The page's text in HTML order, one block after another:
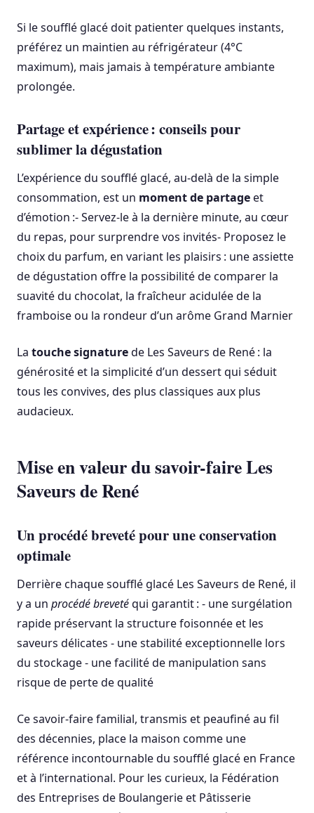
Si le soufflé glacé doit patienter quelques instants,
préférez un maintien au réfrigérateur (4°C
maximum), mais jamais à température ambiante
prolongée.
Partage et expérience : conseils pour
sublimer la dégustation
L’expérience du soufflé glacé, au-delà de la simple
consommation, est un moment de partageet
d’émotion :- Servez-le à la dernière minute, au cœur
du repas, pour surprendre vos invités- Proposez le
choix du parfum, en variant les plaisirs : une assiette
de dégustation offre la possibilité de comparer la
suavité du chocolat, la fraîcheur acidulée de la
framboise ou la rondeur d’un arôme Grand Marnier
La touche signaturede Les Saveurs de René : la
générosité et la simplicité d’un dessert qui séduit
tous les convives, des plus classiques aux plus
audacieux.
Mise en valeur du savoir-faire Les
Saveurs de René
Un procédé breveté pour une conservation
optimale
Derrière chaque soufflé glacé Les Saveurs de René, il
y a un procédé brevetéqui garantit : - une surgélation
rapide préservant la structure foisonnée et les
saveurs délicates - une stabilité exceptionnelle lors
du stockage - une facilité de manipulation sans
risque de perte de qualité
Ce savoir-faire familial, transmis et peaufiné au fil
des décennies, place la maison comme une
référence incontournable du soufflé glacé en France
et à l’international. Pour les curieux, la Fédération
des Entreprises de Boulangerie et Pâtisserie